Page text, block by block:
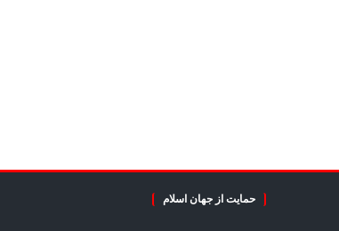
حمایت از جهان اسلام